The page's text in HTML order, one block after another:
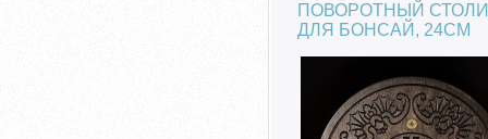
ПОВОРОТНЫЙ
ДЛЯ БОНСАЙ, 24СМ